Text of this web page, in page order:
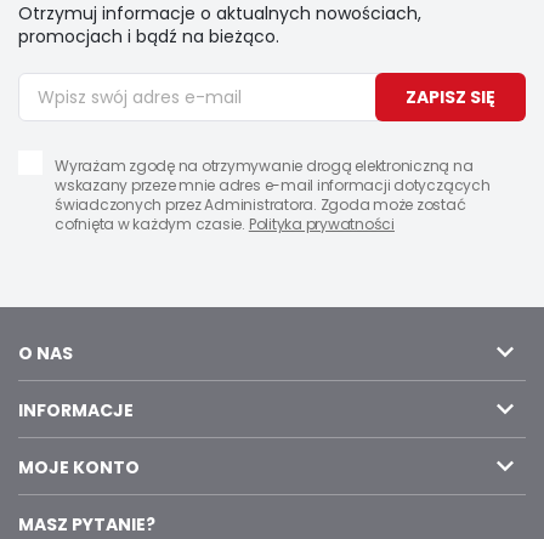
Otrzymuj informacje o aktualnych nowościach,
promocjach i bądź na bieżąco.
ZAPISZ SIĘ
Wyrażam zgodę na otrzymywanie drogą elektroniczną na
wskazany przeze mnie adres e-mail informacji dotyczących
świadczonych przez Administratora. Zgoda może zostać
cofnięta w każdym czasie. Polityka prywatności
O NAS
INFORMACJE
MOJE KONTO
MASZ PYTANIE?